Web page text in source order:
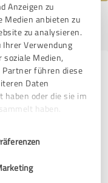
Anzeigen zu
Medien anbieten zu
zu analysieren.
Verwendung
Medien,
Partner führen diese
Daten
oder die sie im
haben.
11.08.2023|Profil
Bereich